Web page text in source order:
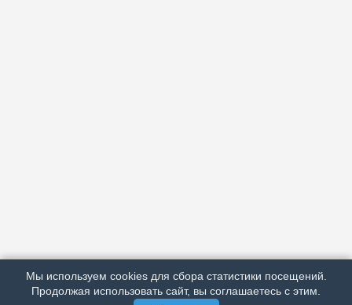
РЕКЛАМА У НАС
МЫ В СОЦСЕТЯХ
Мы используем cookies для сбора статистики посещений.
Продолжая использовать сайт, вы соглашаетесь с этим.